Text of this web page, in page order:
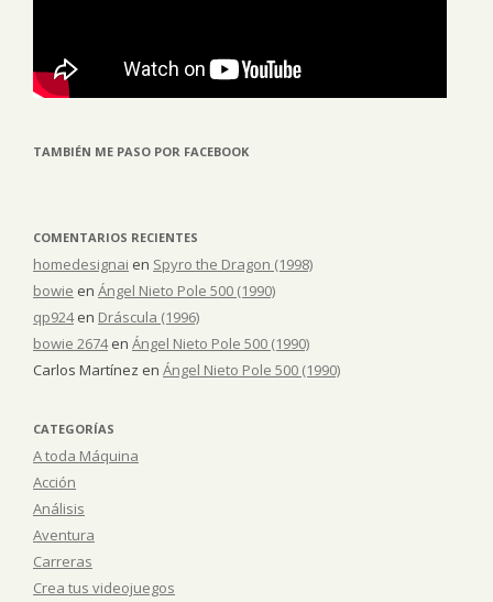
TAMBIÉN ME PASO POR FACEBOOK
COMENTARIOS RECIENTES
homedesignai en Spyro the Dragon (1998)
bowie en Ángel Nieto Pole 500 (1990)
qp924en Dráscula (1996)
bowie 2674en Ángel Nieto Pole 500 (1990)
Carlos Martínez en Ángel Nieto Pole 500 (1990)
CATEGORÍAS
A toda Máquina
Acción
Análisis
Aventura
Carreras
Crea tus videojuegos